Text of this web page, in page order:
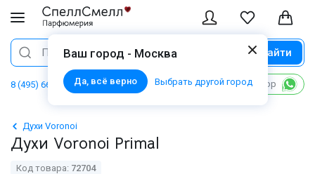
Ваш город - Москва
Да, всё верно Выбрать другой город
Поиск Найти
8 (495) 668 06 02 Написать в WhatsApp
Духи Voronoi
Духи Voronoi Primal
Код товара: 72704